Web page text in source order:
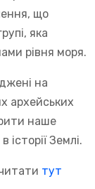
що
яка
рівня моря.
на
архейських
наше
історії Землі.
тут